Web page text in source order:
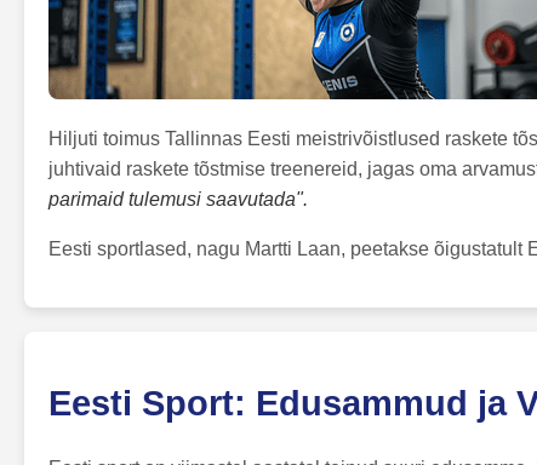
Hiljuti toimus Tallinnas Eesti meistrivõistlused raskete
juhtivaid raskete tõstmise treenereid, jagas oma
parimaid tulemusi saavutada".
Eesti sportlased, nagu Martti Laan, peetakse
Eesti Sport: Edusammud ja